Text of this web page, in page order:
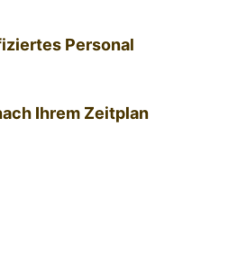
Personal
Ihrem Zeitplan